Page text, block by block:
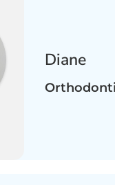
Diane